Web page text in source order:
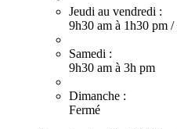
Jeudi au vendredi :
9h30 am à 1h30 pm /
Samedi :
9h30 am à 3h pm
Dimanche :
Fermé